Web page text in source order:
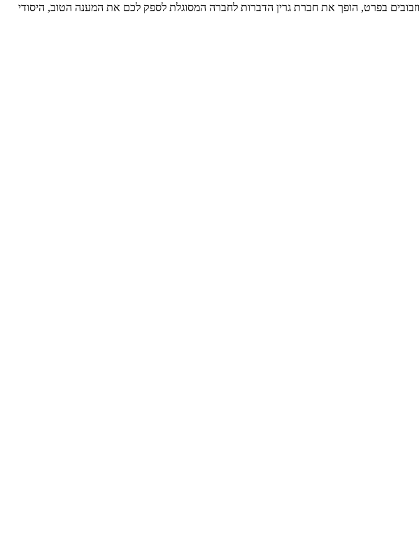
בפרט, הופך את חברת גרין הדברות לחברה המסוגלת לספק לכם את המענה הטוב, היסודי